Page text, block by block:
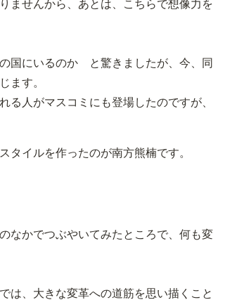
ませんから、あとは、こちらで想像力を
国にいるのか と驚きましたが、今、同
ます。
る人がマスコミにも登場したのですが、
タイルを作ったのが南方熊楠です。
なかでつぶやいてみたところで、何も変
は、大きな変革への道筋を思い描くこと